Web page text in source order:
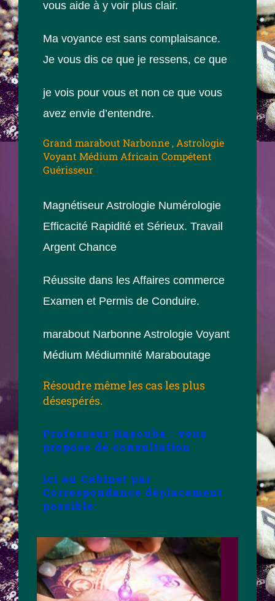
vous aide à y voir plus clair.
Ma voyance est sans complaisance.
Je vous dis ce que je ressens, ce que
je vois pour vous et non ce que vous
avez envie d’entendre.
Grand marabout Narbonne , Astrologie
Voyant Médium Africain Compétent
Guérisseur
Magnétiseur Astrologie Numérologie
Efficacité Rapidité et Sérieux. Travail
Argent Chance
Réussite dans les Affaires commerce
Examen et Permis de Conduire.
marabout Narbonne Astrologie Voyant
Médium Médiumnité Maraboutage
Résoudre même les cas les plus
désespérés.
Professeur Hasouba : vous
propose de consultation
ici au Cabinet par
Correspondance déplacement
possible: